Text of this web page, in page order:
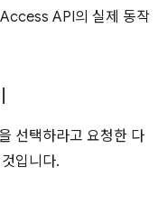
API의 실제 동작
선택하라고 요청한 다
입니다.